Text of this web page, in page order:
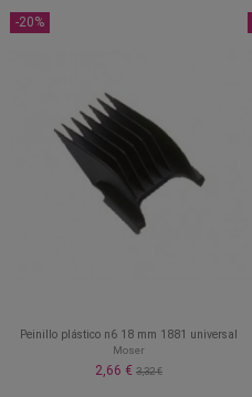
-20%
Peinillo plástico n6 18 mm 1881 universal
Moser
2,66 € 3,32 €